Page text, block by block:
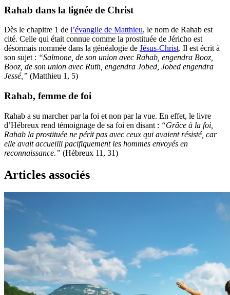
Rahab dans la lignée de Christ
Dès le chapitre 1 de l’évangile de Matthieu, le nom de Rahab est
cité. Celle qui était connue comme la prostituée de Jéricho est
désormais nommée dans la généalogie de Jésus-Christ. Il est écrit à
son sujet : “Salmone, de son union avec Rahab, engendra Booz,
Booz, de son union avec Ruth, engendra Jobed, Jobed engendra
Jessé,” (Matthieu 1, 5)
Rahab, femme de foi
Rahab a su marcher par la foi et non par la vue. En effet, le livre
d’Hébreux rend témoignage de sa foi en disant : “Grâce à la foi,
Rahab la prostituée ne périt pas avec ceux qui avaient résisté, car
elle avait accueilli pacifiquement les hommes envoyés en
reconnaissance.” (Hébreux 11, 31)
Articles associés